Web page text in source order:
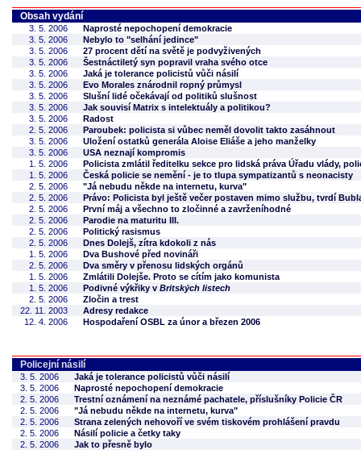
Obsah vydání
3. 5. 2006
Naprosté nepochopení demokracie
3. 5. 2006
Nebylo to "selhání jedince"
3. 5. 2006
27 procent dětí na světě je podvyživených
3. 5. 2006
Šestnáctiletý syn popravil vraha svého otce
3. 5. 2006
Jaká je tolerance policistů vůči násilí
3. 5. 2006
Evo Morales znárodnil ropný průmysl
3. 5. 2006
Slušní lidé očekávají od politiků slušnost
3. 5. 2006
Jak souvisí Matrix s intelektuály a politikou?
3. 5. 2006
Radost
2. 5. 2006
Paroubek: policista si vůbec neměl dovolit takto zasáhnout
3. 5. 2006
Uložení ostatků generála Aloise Eliáše a jeho manželky
3. 5. 2006
USA neznají kompromis
1. 5. 2006
Policista zmlátil ředitelku sekce pro lidská práva Úřadu vlády,
1. 5. 2006
Česká policie se nemění - je to tlupa sympatizantů s neonacisty
2. 5. 2006
"Já nebudu někde na internetu, kurva"
2. 5. 2006
Právo: Policista byl ještě večer postaven mimo službu, tvrdí
2. 5. 2006
První máj a všechno to zločinné a zavrženíhodné
2. 5. 2006
Parodie na maturitu III.
2. 5. 2006
Politický rasismus
2. 5. 2006
Dnes Dolejš, zítra kdokoli z nás
1. 5. 2006
Dva Bushové před novináři
2. 5. 2006
Dva směry v přenosu lidských orgánů
1. 5. 2006
Zmlátili Dolejše. Proto se cítím jako komunista
1. 5. 2006
Podivné výkřiky v Britských listech
2. 5. 2006
Zločin a trest
22. 11. 2003
Adresy redakce
12. 4. 2006
Hospodaření OSBL za únor a březen 2006
Policejní násilí
3. 5. 2006
Jaká je tolerance policistů vůči násilí
3. 5. 2006
Naprosté nepochopení demokracie
2. 5. 2006
Trestní oznámení na neznámé pachatele, příslušníky Policie ČR
2. 5. 2006
"Já nebudu někde na internetu, kurva"
2. 5. 2006
Strana zelených nehovoří ve svém tiskovém prohlášení pravdu
2. 5. 2006
Násilí policie a četky taky
2. 5. 2006
Jak to přesně bylo